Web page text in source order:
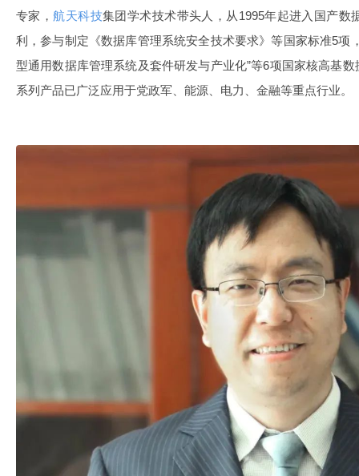
专家，航天科技集团学术技术带头人，从1995年起进入国产数
利，参与制定《数据库管理系统安全技术要求》等国家标准5项
型通用数据库管理系统及套件研发与产业化”等6项国家核高基
系列产品已广泛应用于党政军、能源、电力、金融等重点行业。